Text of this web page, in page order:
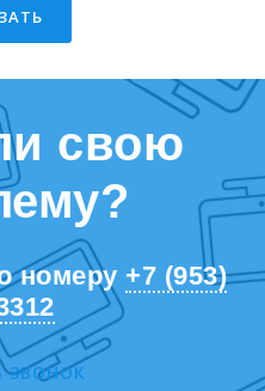
свою
номеру +7 (953)
ЗВОНОК